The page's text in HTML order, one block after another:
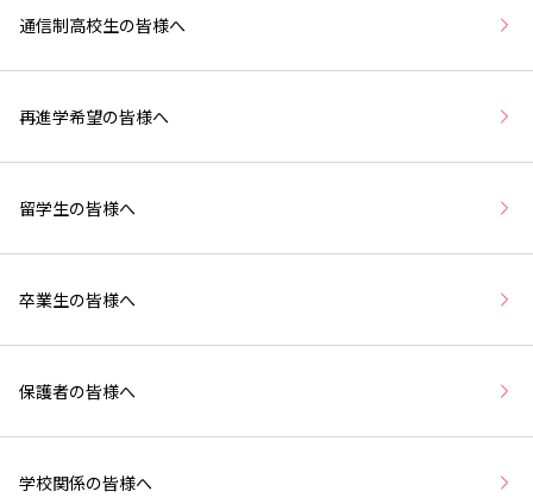
通信制高校生の皆様へ
再進学希望の皆様へ
留学生の皆様へ
卒業生の皆様へ
保護者の皆様へ
学校関係の皆様へ